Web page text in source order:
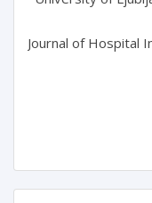
Journal of Hospital